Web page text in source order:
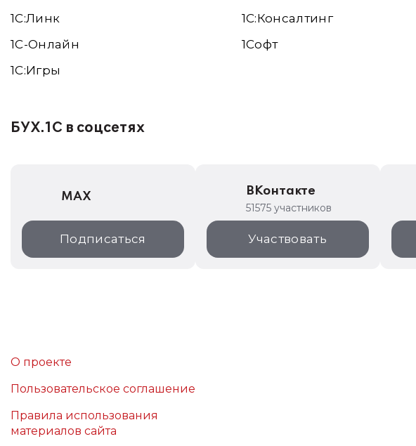
1С:Линк
1С-Онлайн
1C:Игры
1С:Консалтинг
1Софт
БУХ.1С в соцсетях
MAX
Подписаться
ВКонтакте
51575 участников
Участвовать
О проекте
Пользовательское соглашение
Правила использования
материалов сайта